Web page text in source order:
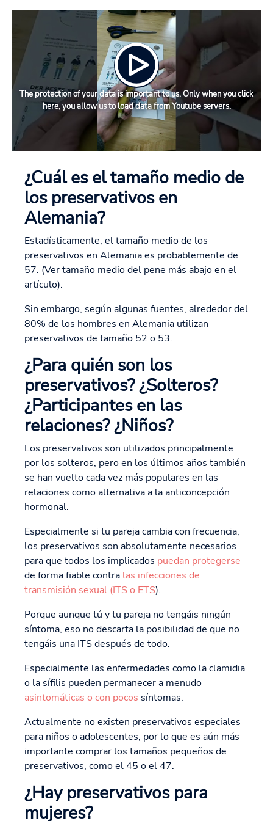
The protection of your data is important to us. Only when you click
here, you allow us to load data from Youtube servers.
¿Cuál es el tamaño medio de
los preservativos en
Alemania?
Estadísticamente, el tamaño medio de los
preservativos en Alemania es probablemente de
57. (Ver tamaño medio del pene más abajo en el
artículo).
Sin embargo, según algunas fuentes, alrededor del
80% de los hombres en Alemania utilizan
preservativos de tamaño 52 o 53.
¿Para quién son los
preservativos? ¿Solteros?
¿Participantes en las
relaciones? ¿Niños?
Los preservativos son utilizados principalmente
por los solteros, pero en los últimos años también
se han vuelto cada vez más populares en las
relaciones como alternativa a la anticoncepción
hormonal.
Especialmente si tu pareja cambia con frecuencia,
los preservativos son absolutamente necesarios
para que todos los implicados puedan protegerse
de forma fiable contra las infecciones de
transmisión sexual (ITS o ETS).
Porque aunque tú y tu pareja no tengáis ningún
síntoma, eso no descarta la posibilidad de que no
tengáis una ITS después de todo.
Especialmente las enfermedades como la clamidia
o la sífilis pueden permanecer a menudo
asintomáticas o con pocos síntomas.
Actualmente no existen preservativos especiales
para niños o adolescentes, por lo que es aún más
importante comprar los tamaños pequeños de
preservativos, como el 45 o el 47.
¿Hay preservativos para
mujeres?